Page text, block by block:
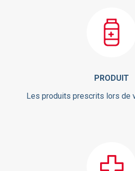
PRODUIT
Les produits prescrits lors de